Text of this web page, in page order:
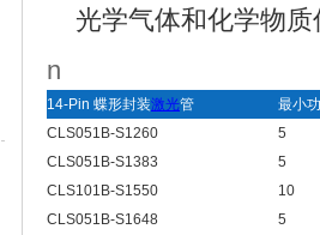
光学气体和化学物质
n
14-Pin 蝶形封装激光管
最小
CLS051B-S1260
5
CLS051B-S1383
5
CLS101B-S1550
10
CLS051B-S1648
5